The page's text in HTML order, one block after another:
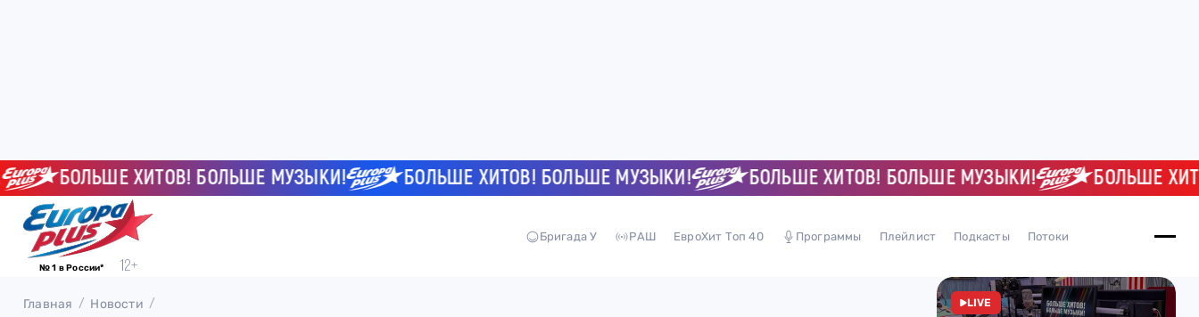
БОЛЬШЕ ХИТОВ! БОЛЬШЕ МУЗЫКИ! БОЛЬШЕ ХИТОВ! БОЛЬШЕ МУЗЫКИ! БОЛЬШЕ ХИТОВ! БОЛЬШЕ МУЗЫКИ! БОЛЬШЕ
№ 1 в России*
Бригада У РАШ ЕвроХит Топ 40 Программы Плейлист Подкасты Потоки
Главная Новости LIVE